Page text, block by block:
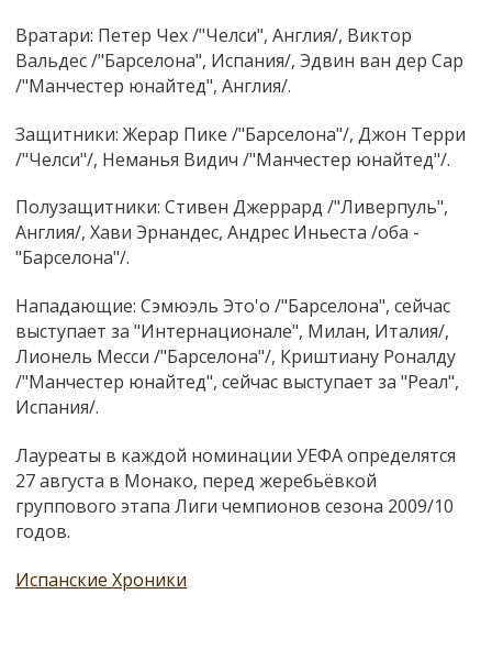
Вратари: Петер Чех /"Челси", Англия/, Виктор
Вальдес /"Барселона", Испания/, Эдвин ван дер Сар
/"Манчестер юнайтед", Англия/.
Защитники: Жерар Пике /"Барселона"/, Джон Терри
/"Челси"/, Неманья Видич /"Манчестер юнайтед"/.
Полузащитники: Стивен Джеррард /"Ливерпуль",
Англия/, Хави Эрнандес, Андрес Иньеста /оба -
"Барселона"/.
Нападающие: Сэмюэль Это'о /"Барселона", сейчас
выступает за "Интернационале", Милан, Италия/,
Лионель Месси /"Барселона"/, Криштиану Роналду
/"Манчестер юнайтед", сейчас выступает за "Реал",
Испания/.
Лауреаты в каждой номинации УЕФА определятся
27 августа в Монако, перед жеребьёвкой
группового этапа Лиги чемпионов сезона 2009/10
годов.
Испанские Хроники